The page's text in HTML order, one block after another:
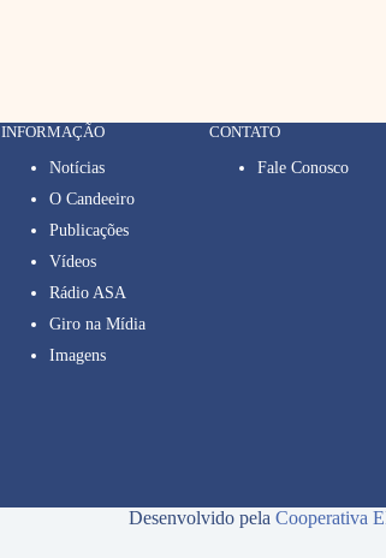
INFORMAÇÃO
Notícias
O Candeeiro
Publicações
Vídeos
Rádio ASA
Giro na Mídia
Imagens
CONTATO
Fale Conosco
Desenvolvido pela Cooperativa